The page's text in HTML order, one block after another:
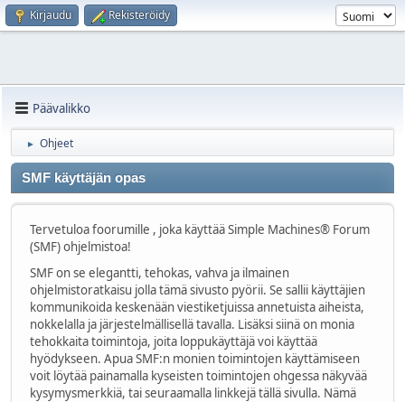
Kirjaudu Rekisteröidy
Päävalikko
► Ohjeet
SMF käyttäjän opas
Tervetuloa foorumille , joka käyttää Simple Machines® Forum
(SMF) ohjelmistoa!
SMF on se elegantti, tehokas, vahva ja ilmainen
ohjelmistoratkaisu jolla tämä sivusto pyörii. Se sallii käyttäjien
kommunikoida keskenään viestiketjuissa annetuista aiheista,
nokkelalla ja järjestelmällisellä tavalla. Lisäksi siinä on monia
tehokkaita toimintoja, joita loppukäyttäjä voi käyttää
hyödykseen. Apua SMF:n monien toimintojen käyttämiseen
voit löytää painamalla kyseisten toimintojen ohgessa näkyvää
kysymysmerkkiä, tai seuraamalla linkkejä tällä sivulla. Nämä